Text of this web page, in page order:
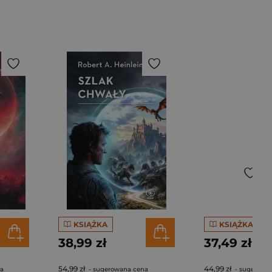
KSIĄŻKA
38,99 zł
54,99 zł - sugerowana cena
KSIĄŻKA
37,49 zł
44,99 zł -